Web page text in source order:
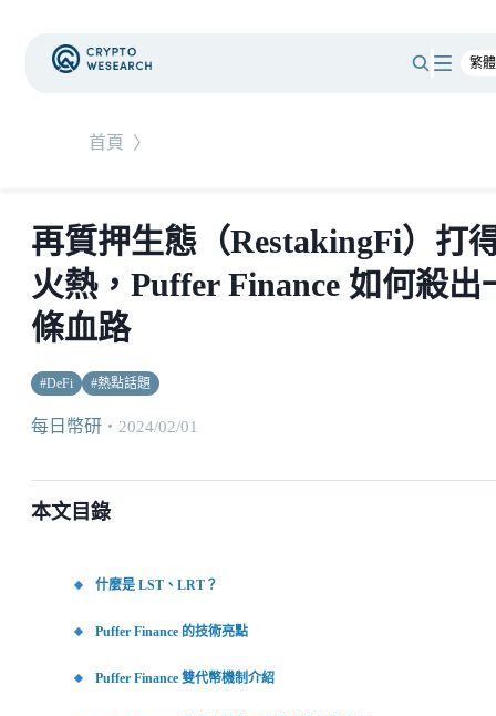
首頁 〉
再質押生態（RestakingFi）打
火熱，Puffer Finance 如何殺出
條血路
#DeFi #熱點話題
每日幣研 ・ 2024/02/01
本文目錄
什麼是 LST、LRT？
Puffer Finance 的技術亮點
Puffer Finance 雙代幣機制介紹